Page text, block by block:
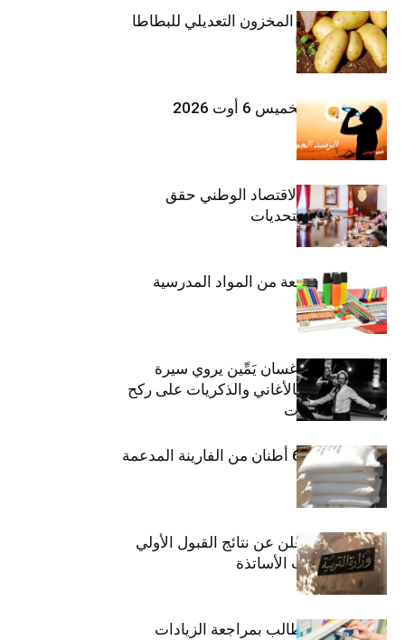
وزارة الفلاحة : المخزون التعديلي للبطاطا
بلغ 12392 طنا
طقس اليوم الخميس 6 أوت 2026
وزيرة المالية: الاقتصاد الوطني حقق
مكاسب رغم التحديات
حجز 1926 قطعة من المواد المدرسية
الفنان اللبناني غسان يَمِّين يروي سيرة
شارل أزنافور بالأغاني والذكريات على ركح
مسرح الحمامات
منوبة: حجز 6،3 أطنان من الفارينة المدعمة
وزارة التربية تعلن عن نتائج القبول الأولي
لمناظرة انتداب الأساتذة
اتحاد الشغل يطالب بمراجعة الزيادات